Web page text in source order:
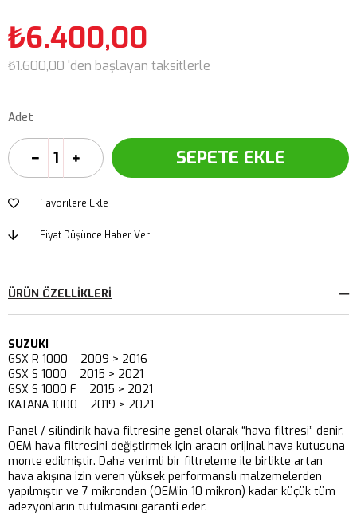
₺6.400,00
₺1.600,00 'den başlayan taksitlerle
Adet
Favorilere Ekle
Fiyat Düşünce Haber Ver
ÜRÜN ÖZELLIKLERI
SUZUKI
GSX R 1000 2009 > 2016
GSX S 1000 2015 > 2021
GSX S 1000 F 2015 > 2021
KATANA 1000 2019 > 2021
Panel / silindirik hava filtresine genel olarak “hava filtresi” denir.
OEM hava filtresini değiştirmek için aracın orijinal hava kutusuna
monte edilmiştir. Daha verimli bir filtreleme ile birlikte artan
hava akışına izin veren yüksek performanslı malzemelerden
yapılmıştır ve 7 mikrondan (OEM’in 10 mikron) kadar küçük tüm
adezyonların tutulmasını garanti eder.